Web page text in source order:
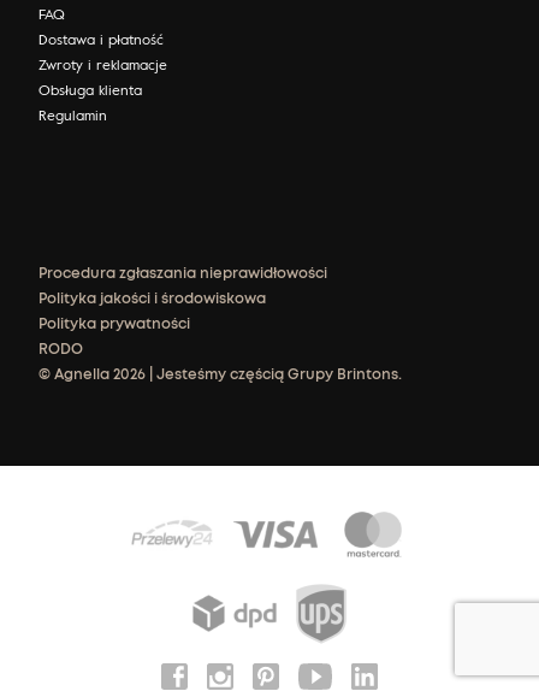
FAQ
Dostawa i płatność
Zwroty i reklamacje
Obsługa klienta
Regulamin
Procedura zgłaszania nieprawidłowości
Polityka jakości i środowiskowa
Polityka prywatności
RODO
© Agnella 2026 | Jesteśmy częścią Grupy Brintons.